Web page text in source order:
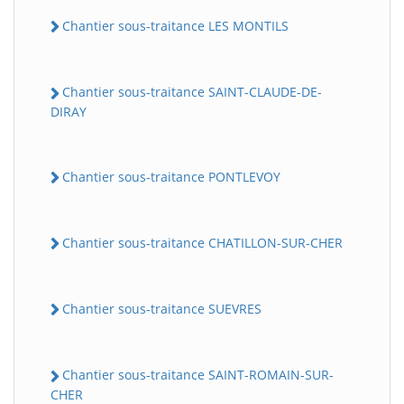
Chantier sous-traitance LES MONTILS
Chantier sous-traitance SAINT-CLAUDE-DE-
DIRAY
Chantier sous-traitance PONTLEVOY
Chantier sous-traitance CHATILLON-SUR-CHER
Chantier sous-traitance SUEVRES
Chantier sous-traitance SAINT-ROMAIN-SUR-
CHER